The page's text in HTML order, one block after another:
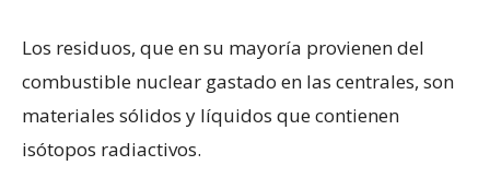
Los residuos, que en su mayoría provienen del
combustible nuclear gastado en las centrales, son
materiales sólidos y líquidos que contienen
isótopos radiactivos.